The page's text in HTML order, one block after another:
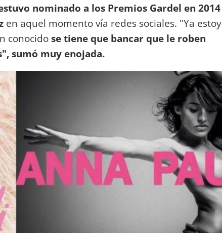
nominado a los Premios Gardel en 2014
en aquel momento vía redes sociales. "Ya estoy
conocidose tiene que bancar que le roben
sumó muy enojada.